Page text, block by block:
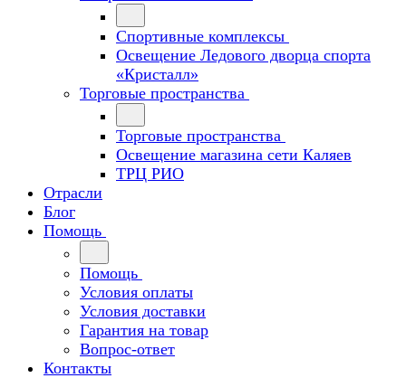
Спортивные комплексы
Освещение Ледового дворца спорта
«Кристалл»
Торговые пространства
Торговые пространства
Освещение магазина сети Каляев
ТРЦ РИО
Отрасли
Блог
Помощь
Помощь
Условия оплаты
Условия доставки
Гарантия на товар
Вопрос-ответ
Контакты